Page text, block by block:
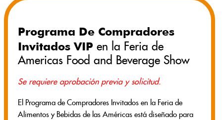
Programa De Compradores
Invitados VIP en la Feria de
Americas Food and Beverage Show
Se requiere aprobación previa y solicitud.
El Programa de Compradores Invitados en la Feria de
Alimentos y Bebidas de las Américas está diseñado para